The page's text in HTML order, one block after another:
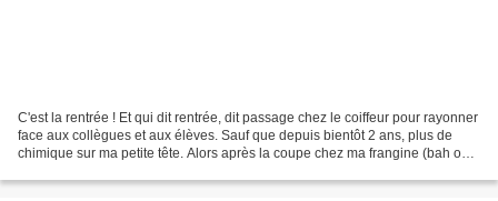
C'est la rentrée ! Et qui dit rentrée, dit passage chez le coiffeur pour rayonner
face aux collègues et aux élèves. Sauf que depuis bientôt 2 ans, plus de
chimique sur ma petite tête. Alors après la coupe chez ma frangine (bah oui